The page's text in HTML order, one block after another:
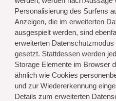
Personalisierung des Surfens
Anzeigen, die im erweiterten
ausgespielt werden, sind
erweiterten
gesetzt. Stattdessen werden
Storage Elemente im Browser
ähnlich wie Cookies
und zur Wiedererkennung
Details zum erweiterten